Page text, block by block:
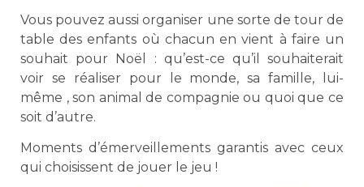
Vous pouvez aussi organiser une sorte de tour de
table des enfants où chacun en vient à faire un
souhait pour Noël : qu’est-ce qu’il souhaiterait
voir se réaliser pour le monde, sa famille, lui-
même , son animal de compagnie ou quoi que ce
soit d’autre.
Moments d’émerveillements garantis avec ceux
qui choisissent de jouer le jeu !